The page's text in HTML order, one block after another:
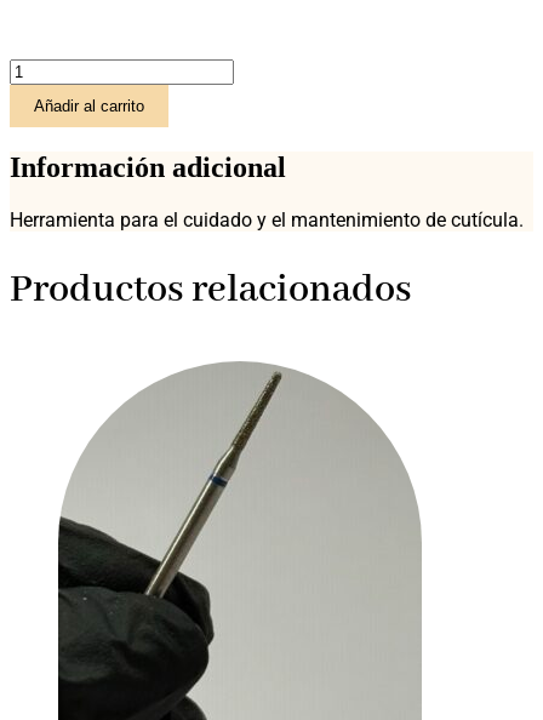
FRESA
CILÍNDRICA.
cantidad
Añadir al carrito
Información adicional
Herramienta para el cuidado y el mantenimiento de cutícula.
Productos relacionados